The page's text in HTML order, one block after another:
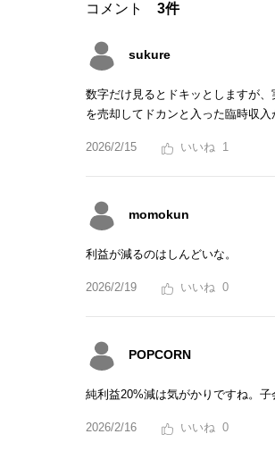
コメント 3件
sukure
数字だけ見るとドキッとしますが
を売却してドカンと入った臨時収
2026/2/15 1
momokun
利益が減るのはしんどいな。
2026/2/19 0
POPCORN
純利益20%減は気がかりですね。
2026/2/16 0